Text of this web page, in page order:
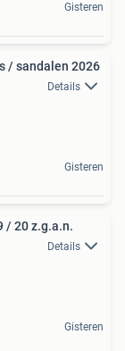
Gisteren
/ sandalen 2026
Details
Gisteren
/ 20 z.g.a.n.
Details
Gisteren